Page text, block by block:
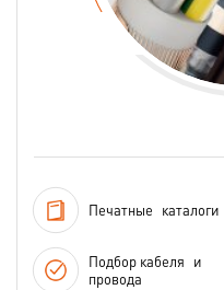
Печатные каталоги
Подбор кабеля и
провода